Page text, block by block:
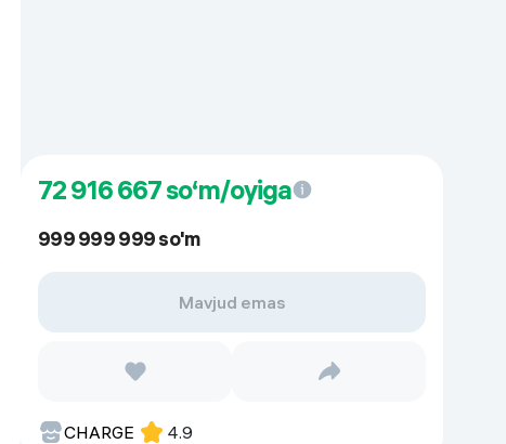
72 916 667so‘m/oyiga
999 999 999 so'm
Mavjud emas
CHARGE 4.9